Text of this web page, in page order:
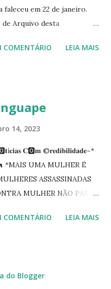
faleceu em 22 de janeiro.
Arquivo desta
de fevereiro e encerrou a
COMENTÁRIO LEIA MAIS
14, 2023
𝐂🅾️𝐦 ©️𝐫𝐞𝐝𝐢𝐛𝐢𝐥𝐢𝐝𝐚𝐝𝐞~*
*MAIS UMA MULHER É
ASSASSINADAS
MULHER NÃO PARA
executadas no Distrito
onde foi invadida e
COMENTÁRIO LEIA MAIS
do Blogger